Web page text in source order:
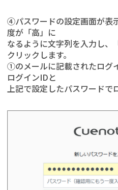
④パスワードの設定画面が表
度が「高」に
なるように文字列を入力し、
クリックします。
①のメールに記載されたログ
ログインIDと
上記で設定したパスワードで